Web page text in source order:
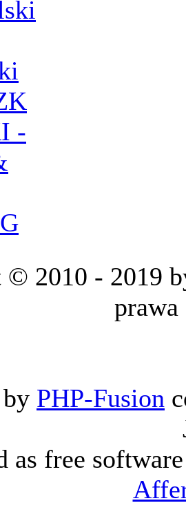
-
2010 - 2019
prawa
PHP-Fusion
as free